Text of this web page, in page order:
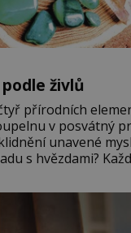
živlů
přírodních
v posvátný
unavené
s hvězdami?
naší
znamení Berana,
a neutuchající elán.